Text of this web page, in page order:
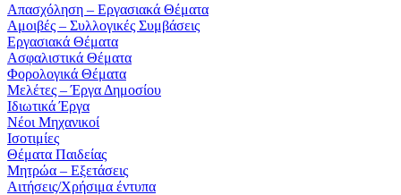
Απασχόληση – Εργασιακά Θέματα
Αμοιβές – Συλλογικές Συμβάσεις
Εργασιακά Θέματα
Ασφαλιστικά Θέματα
Φορολογικά Θέματα
Μελέτες – Έργα Δημοσίου
Ιδιωτικά Έργα
Νέοι Μηχανικοί
Ισοτιμίες
Θέματα Παιδείας
Μητρώα – Εξετάσεις
Αιτήσεις/Χρήσιμα έντυπα